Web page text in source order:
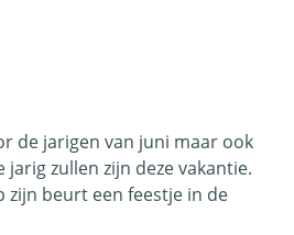
de jarigen van juni maar ook
zullen zijn deze vakantie.
zijn beurt een feestje in de